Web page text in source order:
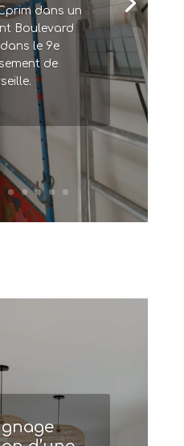
dans un
Boulevard
le 9e
de